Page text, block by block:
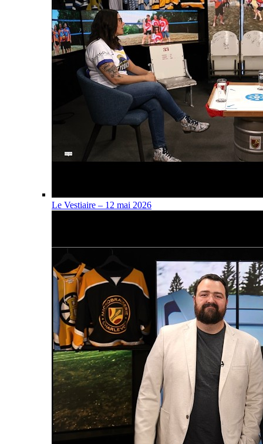
Le Vestiaire – 12 mai 2026